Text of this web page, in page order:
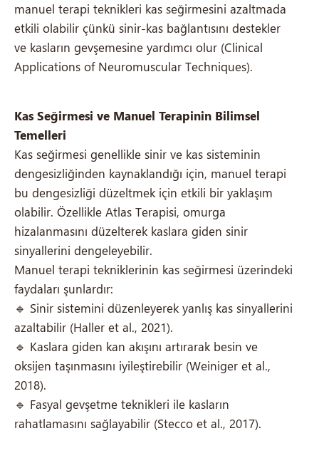
manuel terapi teknikleri kas seğirmesini azaltmada
etkili olabilir çünkü sinir-kas bağlantısını destekler
ve kasların gevşemesine yardımcı olur (Clinical
Applications of Neuromuscular Techniques).
Kas Seğirmesi ve Manuel Terapinin Bilimsel
Temelleri
Kas seğirmesi genellikle sinir ve kas sisteminin
dengesizliğinden kaynaklandığı için, manuel terapi
bu dengesizliği düzeltmek için etkili bir yaklaşım
olabilir. Özellikle Atlas Terapisi, omurga
hizalanmasını düzelterek kaslara giden sinir
sinyallerini dengeleyebilir.
Manuel terapi tekniklerinin kas seğirmesi üzerindeki
faydaları şunlardır:
🔹 Sinir sistemini düzenleyerek yanlış kas sinyallerini
azaltabilir (Haller et al., 2021).
🔹 Kaslara giden kan akışını artırarak besin ve
oksijen taşınmasını iyileştirebilir (Weiniger et al.,
2018).
🔹 Fasyal gevşetme teknikleri ile kasların
rahatlamasını sağlayabilir (Stecco et al., 2017).